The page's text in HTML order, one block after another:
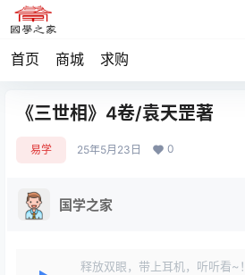
首页 商城 求购
《三世相》4卷/袁天罡著
易学 25年5月23日 0
国学之家
释放双眼，带上耳机，听听看~！